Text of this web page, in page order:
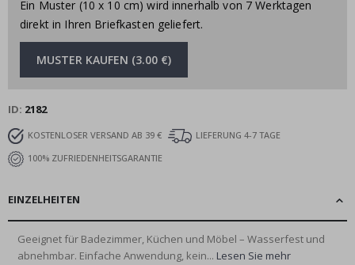
Ein Muster (10 x 10 cm) wird innerhalb von 7 Werktagen
direkt in Ihren Briefkasten geliefert.
MUSTER KAUFEN (3.00 €)
ID 2182
KOSTENLOSER VERSAND AB 39 €
LIEFERUNG 4-7 TAGE
100% ZUFRIEDENHEITSGARANTIE
EINZELHEITEN
Geeignet für Badezimmer, Küchen und Möbel – Wasserfest und
abnehmbar. Einfache Anwendung, kein... Lesen Sie mehr